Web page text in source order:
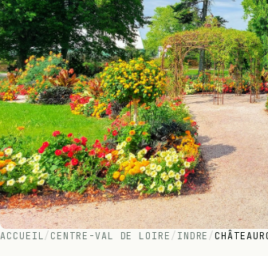
ACCUEIL/ CENTRE-VAL DE LOIRE / INDRE /